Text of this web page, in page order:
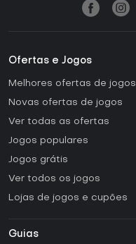
Ofertas e Jogos
Melhores ofertas de jogos
Novas ofertas de jogos
Ver todas as ofertas
Jogos populares
Jogos grátis
Ver todos os jogos
Lojas de jogos e cupões
Guias